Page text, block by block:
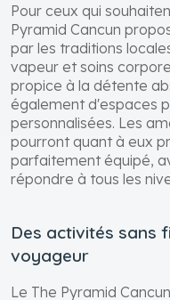
Pour ceux qui
Pyramid Cancun
par les traditions
vapeur et soins
propice à la détente
également d'espaces
personnalisées. Les
pourront quant à eux
parfaitement équipé,
répondre à tous les
Des activités sans
voyageur
Le The Pyramid